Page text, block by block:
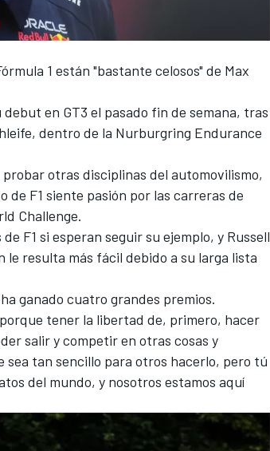
1 están "bastante celosos" de Max
en GT3 el pasado fin de semana, tras
dentro de la Nurburgring Endurance
otras disciplinas del automovilismo,
de F1 siente pasión por las carreras de
Challenge.
F1 si esperan seguir su ejemplo, y Russell
le resulta más fácil debido a su larga lista
ganado cuatro grandes premios.
tener la libertad de, primero, hacer
salir y competir en otras cosas y
tan sencillo para otros hacerlo, pero tú
del mundo, y nosotros estamos aquí